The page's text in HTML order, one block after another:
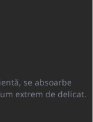
se absoarbe
extrem de delicat.